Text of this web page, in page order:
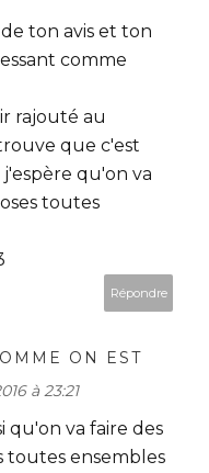
ton avis et ton
comme
rajouté au
que c'est
qu'on va
toutes
Répondre
ON EST
à 23:21
qu'on va faire des
toutes ensembles